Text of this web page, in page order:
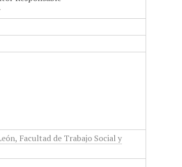
Facultad de Trabajo Social y